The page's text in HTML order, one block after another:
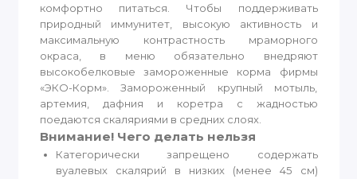
комфортно питаться. Чтобы поддерживать
природный иммунитет, высокую активность и
максимальную контрастность мраморного
окраса, в меню обязательно внедряют
высокобелковые замороженные корма фирмы
«ЭКО-Корм». Замороженный крупный мотыль,
артемия, дафния и коретра с жадностью
поедаются скаляриями в средних слоях.
Внимание! Чего делать нельзя
Категорически запрещено содержать
вуалевых скалярий в низких (менее 45 см)